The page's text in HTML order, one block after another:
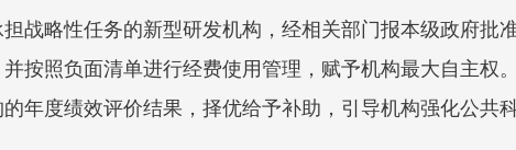
担战略性任务的新型研发机构，经相关部门报本级政府批
按照负面清单进行经费使用管理，赋予机构最大自主权。
年度绩效评价结果，择优给予补助，引导机构强化公共